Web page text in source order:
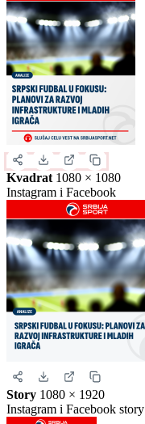
Kvadrat 1080 × 1080
Instagram i Facebook
Story 1080 × 1920
Instagram i Facebook story